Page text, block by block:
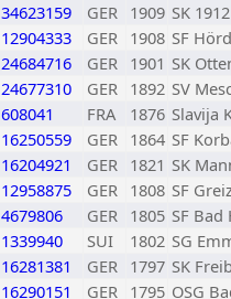
34623159 GER 1909 SK
12904333 GER 1908 SF
24684716 GER 1901 SK
24677310 GER 1892 SV
608041 FRA 1876 Slavija
16250559 GER 1864 SF
16204921 GER 1821 SK
12958875 GER 1808 SF
4679806 GER 1805 SF Bad
1339940 SUI 1802 SG
16281381 GER 1797 SK
16290151 GER 1795 OSG